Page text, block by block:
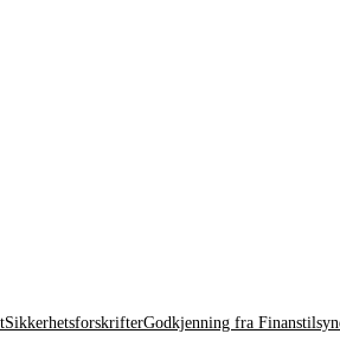
SikkerhetsforskrifterGodkjenning fra